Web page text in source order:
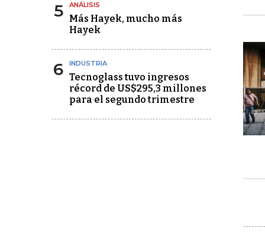
5 ANÁLISIS
Más Hayek, mucho más
Hayek
6 INDUSTRIA
Tecnoglass tuvo ingresos
récord de US$295,3 millones
para el segundo trimestre